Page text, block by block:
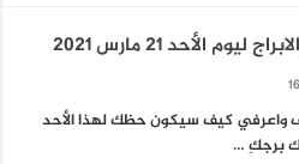
الأحد 21 مارس 2021
واعرفي كيف سيكون حظك لهذا الأحد